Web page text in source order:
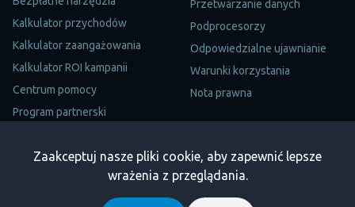
Zaakceptuj nasze pliki cookie, aby zapewnić lepsze
wrażenia z przeglądania.
Kalkulator przychodów
Kalkulator zaangażowania
Kalkulator ROI kampanii
Centrum pomocy
Program partnerski
Trustpilot
Przetwarzanie danych
Podprocesorzy
Odpowiedzialne ujawnianie
Warunki korzystania
Nota prawna